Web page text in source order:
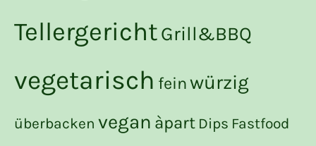
TellergerichtGrill&BBQ
vegetarisch feinwürzig
überbacken vegan àpart Dips Fastfood